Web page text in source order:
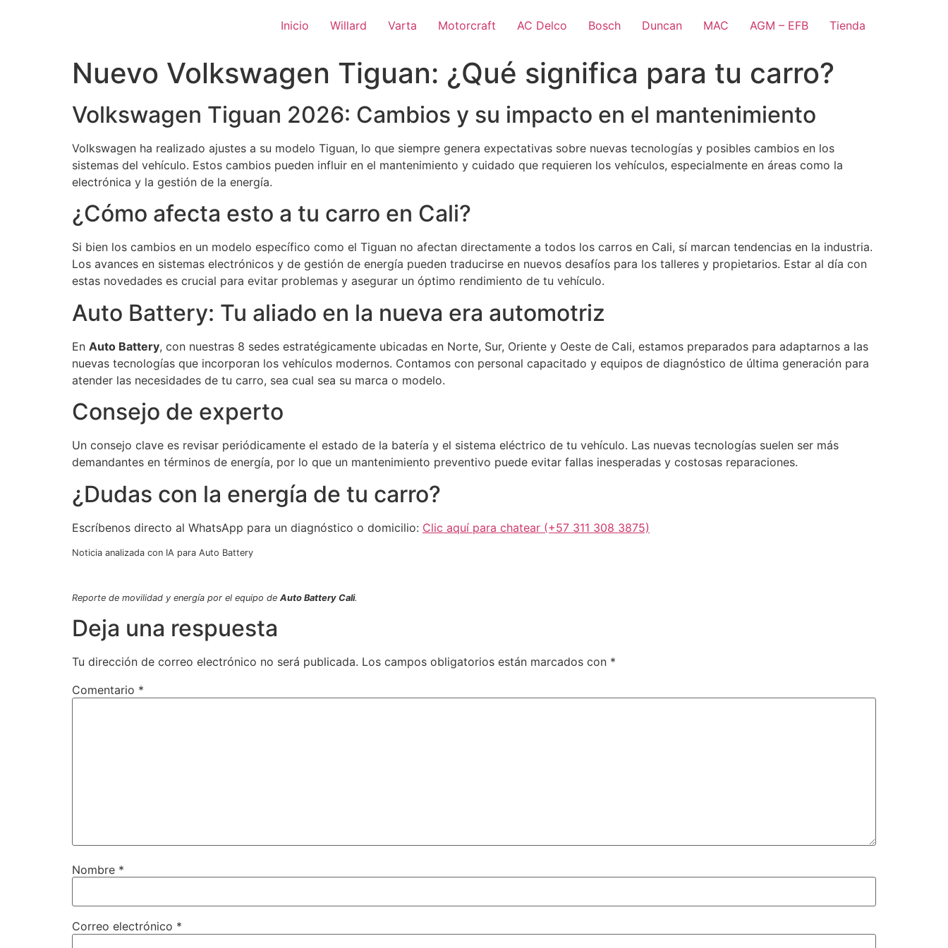
Inicio Willard Varta Motorcraft AC Delco Bosch Duncan MAC AGM – EFB Tienda
Nuevo Volkswagen Tiguan: ¿Qué significa para tu carro?
Volkswagen Tiguan 2026: Cambios y su impacto en el mantenimiento
Volkswagen ha realizado ajustes a su modelo Tiguan, lo que siempre genera expectativas sobre nuevas tecnologías y posibles cambios en los
sistemas del vehículo. Estos cambios pueden influir en el mantenimiento y cuidado que requieren los vehículos, especialmente en áreas como la
electrónica y la gestión de la energía.
¿Cómo afecta esto a tu carro en Cali?
Si bien los cambios en un modelo específico como el Tiguan no afectan directamente a todos los carros en Cali, sí marcan tendencias en la industria.
Los avances en sistemas electrónicos y de gestión de energía pueden traducirse en nuevos desafíos para los talleres y propietarios. Estar al día con
estas novedades es crucial para evitar problemas y asegurar un óptimo rendimiento de tu vehículo.
Auto Battery: Tu aliado en la nueva era automotriz
En Auto Battery, con nuestras 8 sedes estratégicamente ubicadas en Norte, Sur, Oriente y Oeste de Cali, estamos preparados para adaptarnos a las
nuevas tecnologías que incorporan los vehículos modernos. Contamos con personal capacitado y equipos de diagnóstico de última generación para
atender las necesidades de tu carro, sea cual sea su marca o modelo.
Consejo de experto
Un consejo clave es revisar periódicamente el estado de la batería y el sistema eléctrico de tu vehículo. Las nuevas tecnologías suelen ser más
demandantes en términos de energía, por lo que un mantenimiento preventivo puede evitar fallas inesperadas y costosas reparaciones.
¿Dudas con la energía de tu carro?
Escríbenos directo al WhatsApp para un diagnóstico o domicilio: Clic aquí para chatear (+57 311 308 3875)
Noticia analizada con IA para Auto Battery
Reporte de movilidad y energía por el equipo de Auto Battery Cali.
Deja una respuesta
Tu dirección de correo electrónico no será publicada. Los campos obligatorios están marcados con *
Comentario *
Nombre *
Correo electrónico *